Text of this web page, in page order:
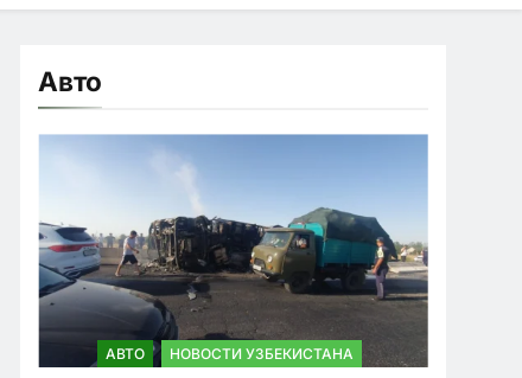
Авто
АВТО НОВОСТИ УЗБЕКИСТАНА